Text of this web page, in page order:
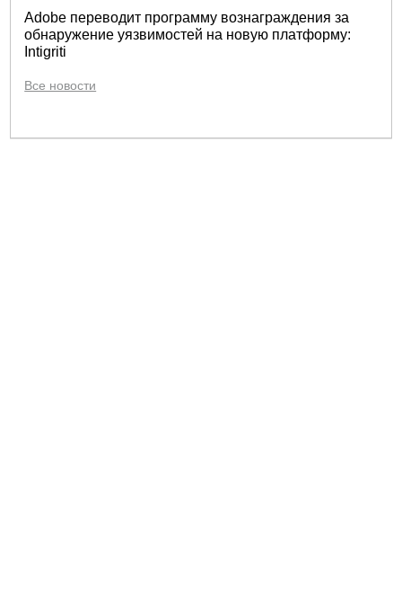
Adobe переводит программу вознаграждения за
обнаружение уязвимостей на новую платформу:
Intigriti
Все новости